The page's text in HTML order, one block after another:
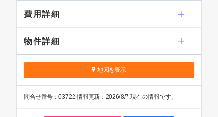
費用詳細
物件詳細
地図を表示
問合せ番号：03722 情報更新：2026/8/7 現在の情報です。